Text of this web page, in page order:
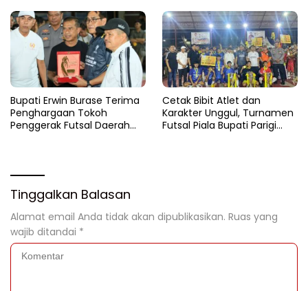
Bupati Erwin Burase Terima
Penghargaan Tokoh
Penggerak Futsal Daerah
Cetak Bibit Atlet dan
Karakter Unggul, Turnamen
Futsal Piala Bupati Parigi
Tinggalkan Balasan
Alamat email Anda tidak akan dipublikasikan. Ruas yang
wajib ditandai *